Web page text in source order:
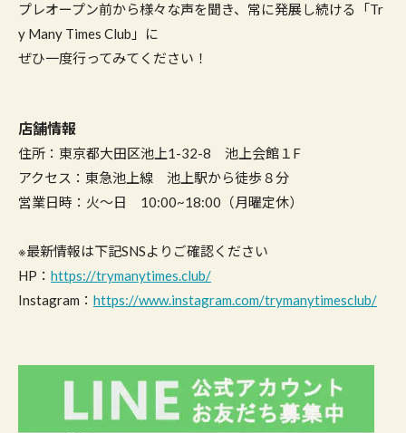
プレオープン前から様々な声を聞き、常に発展し続ける「Tr
y Many Times Club」に
ぜひ一度行ってみてください！
店舗情報
住所：東京都大田区池上1-32-8 池上会館１F
アクセス：東急池上線 池上駅から徒歩８分
営業日時：火～日 10:00~18:00（月曜定休）
※最新情報は下記SNSよりご確認ください
HP： https://trymanytimes.club/
Instagram： https://www.instagram.com/trymanytimesclub/